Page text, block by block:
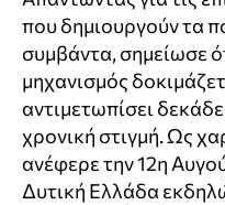
που δημιουργούν τα
συμβάντα, σημείωσε
μηχανισμός
αντιμετωπίσει
χρονική στιγμή. Ως
ανέφερε την 12η
Δυτική Ελλάδα